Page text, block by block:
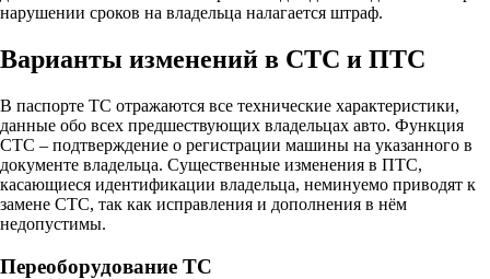
нарушении сроков на владельца налагается штраф.
Варианты изменений в СТС и ПТС
В паспорте ТС отражаются все технические характеристики,
данные обо всех предшествующих владельцах авто. Функция
СТС – подтверждение о регистрации машины на указанного в
документе владельца. Существенные изменения в ПТС,
касающиеся идентификации владельца, неминуемо приводят к
замене СТС, так как исправления и дополнения в нём
недопустимы.
Переоборудование ТС